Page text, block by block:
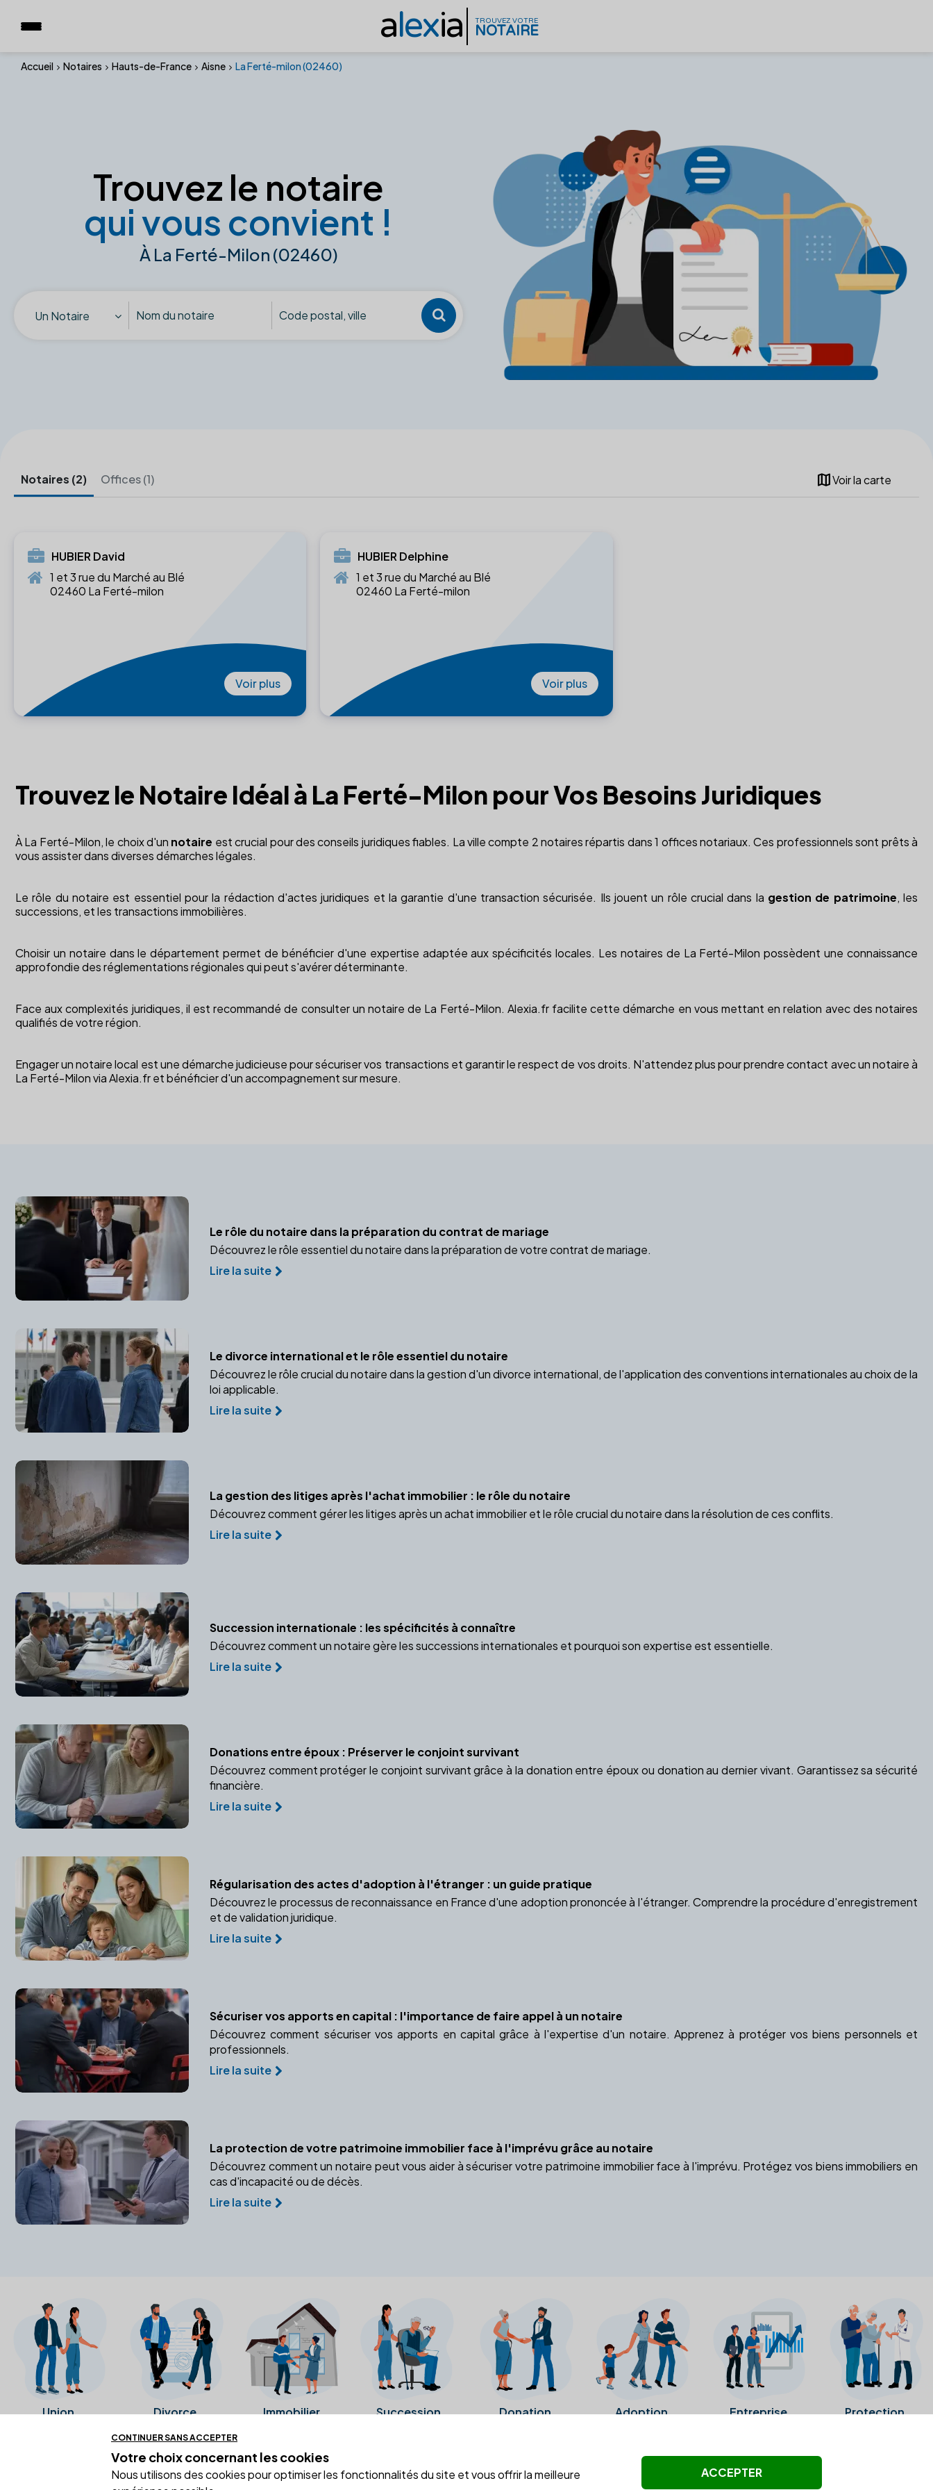
alexia TROUVEZ VOTRE
NOTAIRE
Accueil Notaires Hauts-de-France Aisne La Ferté-milon (02460)
Trouvez le notaire
qui vous convient !
À La Ferté-Milon (02460)
Un Notaire
mapVoir la carte
Notaires (2) Offices (1)
HUBIER David
1 et 3 rue du Marché au Blé
02460 La Ferté-milon
Voir plus
HUBIER Delphine
1 et 3 rue du Marché au Blé
02460 La Ferté-milon
Voir plus
Trouvez le Notaire Idéal à La Ferté-Milon pour Vos Besoins Juridiques
À La Ferté-Milon, le choix d'un notaire est crucial pour des conseils juridiques fiables. La ville compte 2 notaires répartis dans 1 offices notariaux. Ces professionnels sont prêts à
vous assister dans diverses démarches légales.
Le rôle du notaire est essentiel pour la rédaction d'actes juridiques et la garantie d'une transaction sécurisée. Ils jouent un rôle crucial dans la gestion de patrimoine, les
successions, et les transactions immobilières.
Choisir un notaire dans le département permet de bénéficier d'une expertise adaptée aux spécificités locales. Les notaires de La Ferté-Milon possèdent une connaissance
approfondie des réglementations régionales qui peut s'avérer déterminante.
Face aux complexités juridiques, il est recommandé de consulter un notaire de La Ferté-Milon. Alexia.fr facilite cette démarche en vous mettant en relation avec des notaires
qualifiés de votre région.
Engager un notaire local est une démarche judicieuse pour sécuriser vos transactions et garantir le respect de vos droits. N'attendez plus pour prendre contact avec un notaire à
La Ferté-Milon via Alexia.fr et bénéficier d'un accompagnement sur mesure.
Le rôle du notaire dans la préparation du contrat de mariage
Découvrez le rôle essentiel du notaire dans la préparation de votre contrat de mariage.
Lire la suite
Le divorce international et le rôle essentiel du notaire
Découvrez le rôle crucial du notaire dans la gestion d'un divorce international, de l'application des conventions internationales au choix de la
loi applicable.
Lire la suite
La gestion des litiges après l'achat immobilier : le rôle du notaire
Découvrez comment gérer les litiges après un achat immobilier et le rôle crucial du notaire dans la résolution de ces conflits.
Lire la suite
Succession internationale : les spécificités à connaître
Découvrez comment un notaire gère les successions internationales et pourquoi son expertise est essentielle.
Lire la suite
Donations entre époux : Préserver le conjoint survivant
Découvrez comment protéger le conjoint survivant grâce à la donation entre époux ou donation au dernier vivant. Garantissez sa sécurité
financière.
Lire la suite
Régularisation des actes d'adoption à l'étranger : un guide pratique
Découvrez le processus de reconnaissance en France d'une adoption prononcée à l'étranger. Comprendre la procédure d'enregistrement
et de validation juridique.
Lire la suite
Sécuriser vos apports en capital : l'importance de faire appel à un notaire
Découvrez comment sécuriser vos apports en capital grâce à l'expertise d'un notaire. Apprenez à protéger vos biens personnels et
professionnels.
Lire la suite
La protection de votre patrimoine immobilier face à l'imprévu grâce au notaire
Découvrez comment un notaire peut vous aider à sécuriser votre patrimoine immobilier face à l'imprévu. Protégez vos biens immobiliers en
cas d'incapacité ou de décès.
Lire la suite
Union Divorce Immobilier Succession Donation Adoption Entreprise Protection
Ces avis proviennent directement de la fiche Google Business de l'office notarial. Ils n'ont ni été collectés ni été vérifiés par Alexia.fr.
CONTINUER SANS ACCEPTER
Votre choix concernant les cookies
Nous utilisons des cookies pour optimiser les fonctionnalités du site et vous offrir la meilleure
ACCEPTER